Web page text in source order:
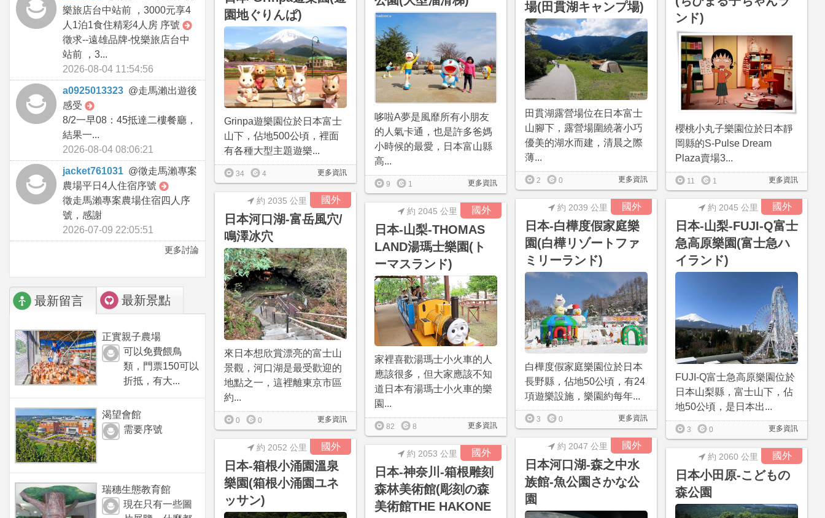
樂旅店台中站前 ，3000元享4
人1泊1食住精彩4人房 序號
徵求--遠雄品牌-悅樂旅店台中
站前 ，3...
2026-08-04 11:54:56
a0925013323 @走馬瀨出遊後
感受
8/2一早08：45抵達二樓餐廳，
結果一...
2026-08-04 08:06:21
jacket761031 @徵走馬瀨專案
農場平日4人住宿序號
徵走馬瀨專案農場住宿四人序
號，感謝
2026-07-09 22:05:51
更多討論
最新留言 最新景點
正實親子農場
可以免費餵鳥
類，門票150可以
折抵，有大...
渴望會館
需要序號
瑞穗生態教育館
現在只有一些圖
哆啦A夢是風靡所有小朋友
的人氣卡通，也是許多爸媽
小時候的最愛，日本富山縣
高...
更多資訊
9 1
ンド)
櫻桃小丸子樂園位於日本靜
岡縣的S-Pulse Dream
Plaza賣場3...
更多資訊
11 1
場(田貫湖キャンプ場)
田貫湖露營場位在日本富士
山腳下，露營場圍繞著小巧
優美的湖水而建，清晨之際
薄...
更多資訊
2 0
園地ぐりんぱ)
Grinpa遊樂園位於日本富士
山下，佔地500公頃，裡面
有各種大型主題遊樂...
更多資訊
34 4
國外
日本河口湖-富岳風穴/
鳴澤冰穴
約 2035 公里
來日本想欣賞漂亮的富士山
景觀，河口湖是最受歡迎的
地點之一，這裡離東京市區
約...
更多資訊
0 0
國外
日本-白樺度假家庭樂
園(白樺リゾートファ
ミリーランド)
約 2039 公里
白樺度假家庭樂園位於日本
長野縣，佔地50公頃，有24
項遊樂設施，樂園約每年...
更多資訊
3 0
國外
日本-山梨-FUJI-Q富士
急高原樂園(富士急ハ
イランド)
約 2045 公里
FUJI-Q富士急高原樂園位於
日本山梨縣，富士山下，佔
地50公頃，是日本出...
更多資訊
3 0
國外
日本-山梨-THOMAS
LAND湯瑪士樂園(ト
ーマスランド)
約 2045 公里
家裡喜歡湯瑪士小火車的人
應該很多，但大家應該不知
道日本有湯瑪士小火車的樂
園...
更多資訊
82 8
國外
日本河口湖-森之中水
族館-魚公園さかな公
園
約 2047 公里
國外
日本-箱根小涌園溫泉
樂園(箱根小涌園ユネ
ッサン)
約 2052 公里 國外
日本-神奈川-箱根雕刻
森林美術館(彫刻の森
美術館THE HAKONE
約 2053 公里 國外
日本小田原-こどもの
森公園
約 2060 公里